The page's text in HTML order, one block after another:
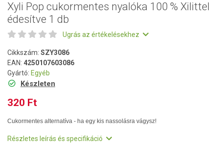
Xyli Pop cukormentes nyalóka 100 % Xilittel
édesítve 1 db
Ugrás az értékelésekhez
Cikkszám: SZY3086
EAN: 4250107603086
Gyártó: Egyéb
Készleten
320 Ft
Cukormentes alternatíva - ha egy kis nassolásra vágysz!
Részletes leírás és specifikáció